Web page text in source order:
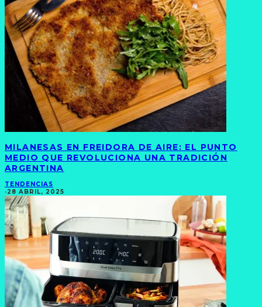
MILANESAS EN FREIDORA DE AIRE: EL PUNTO
MEDIO QUE REVOLUCIONA UNA TRADICIÓN
ARGENTINA
TENDENCIAS
·28 ABRIL, 2025